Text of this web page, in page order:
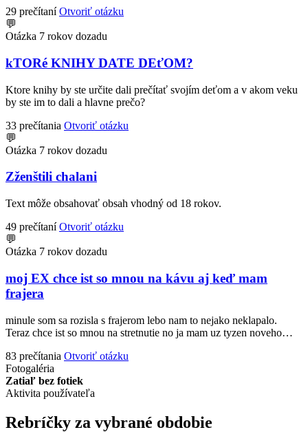
29 prečítaní Otvoriť otázku
💬
Otázka 7 rokov dozadu
kTORé KNIHY DATE DEťOM?
Ktore knihy by ste určite dali prečítať svojím deťom a v akom veku
by ste im to dali a hlavne prečo?
33 prečítania Otvoriť otázku
💬
Otázka 7 rokov dozadu
Zženštili chalani
Text môže obsahovať obsah vhodný od 18 rokov.
49 prečítaní Otvoriť otázku
💬
Otázka 7 rokov dozadu
moj EX chce ist so mnou na kávu aj keď mam
frajera
minule som sa rozisla s frajerom lebo nam to nejako neklapalo.
Teraz chce ist so mnou na stretnutie no ja mam uz tyzen noveho…
83 prečítania Otvoriť otázku
Fotogaléria
Zatiaľ bez fotiek
Aktivita používateľa
Rebríčky za vybrané obdobie